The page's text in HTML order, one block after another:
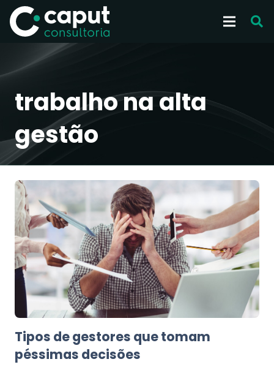
trabalho na alta
gestão
Tipos de gestores que tomam
péssimas decisões